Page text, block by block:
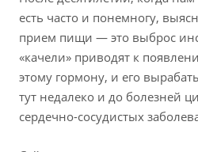
есть часто и понемногу,
прием пищи — это выброс
«качели» приводят к
этому гормону, и его
тут недалеко и до болезней
сердечно-сосудистых